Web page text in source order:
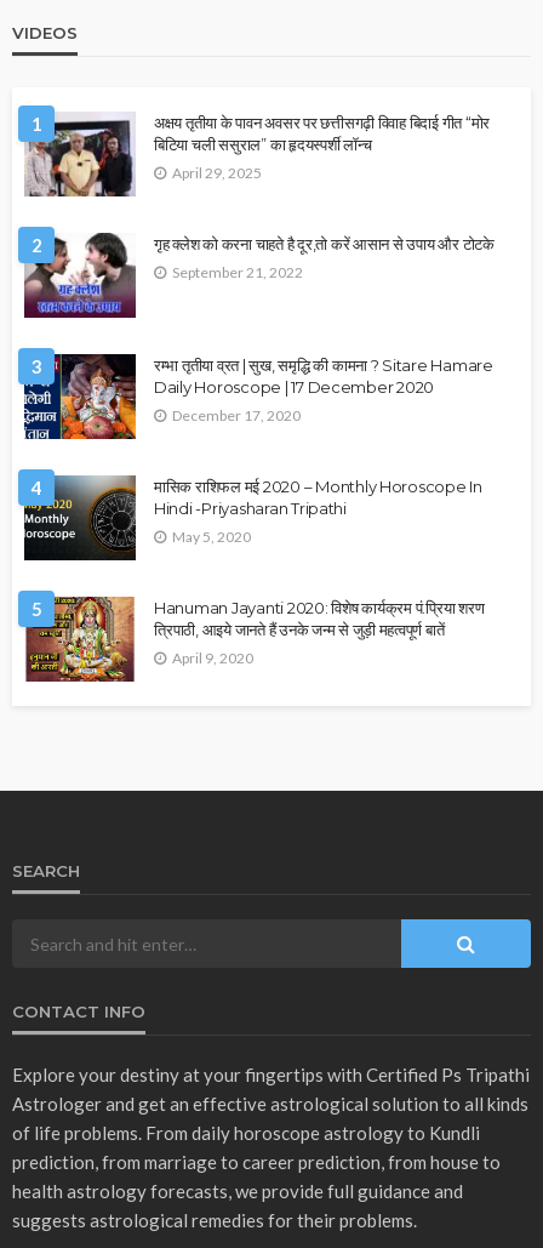
VIDEOS
1
अक्षय तृतीया के पावन अवसर पर छत्तीसगढ़ी विवाह बिदाई गीत “मोर
बिटिया चली ससुराल” का हृदयस्पर्शी लॉन्च
April 29, 2025
2 गृह क्लेश को करना चाहते है दूर,तो करें आसान से उपाय और टोटके
September 21, 2022
3
रम्भा तृतीया व्रत | सुख, समृद्धि की कामना ? Sitare Hamare
Daily Horoscope | 17 December 2020
December 17, 2020
4
मासिक राशिफल मई 2020 – Monthly Horoscope In
Hindi -Priyasharan Tripathi
May 5, 2020
5
Hanuman Jayanti 2020: विशेष कार्यक्रम पं.प्रिया शरण
त्रिपाठी, आइये जानते हैं उनके जन्म से जुड़ी महत्वपूर्ण बातें
April 9, 2020
SEARCH
CONTACT INFO
Explore your destiny at your fingertips with Certified Ps Tripathi
Astrologer and get an effective astrological solution to all kinds
of life problems. From daily horoscope astrology to Kundli
prediction, from marriage to career prediction, from house to
health astrology forecasts, we provide full guidance and
suggests astrological remedies for their problems.